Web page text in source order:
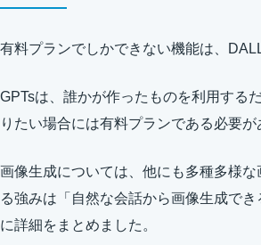
有料プランでしかできない機能は、
GPTsは、誰かが作ったものを利用する
りたい場合には有料プランである必要が
画像生成については、他にも多種多様
る強みは「自然な会話から画像生成で
に詳細をまとめました。